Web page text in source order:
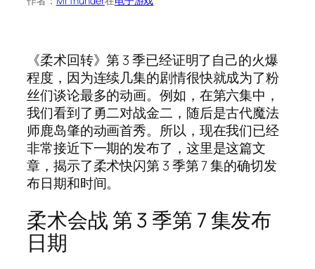
《柔术回转》第 3 季已经证明了自己的火爆
程度，因为连续几集的剧情很快就成为了粉
丝们谈论最多的动画。例如，在第六集中，
我们看到了勇二对战金二，随后是古代魔法
师鹿岛肇的动画首秀。所以，现在我们已经
非常接近下一期的发布了，这里是这篇文
章，揭示了柔术快闪第 3 季第 7 集的确切发
布日期和时间。
柔术会战 第 3 季第 7 集发布
日期